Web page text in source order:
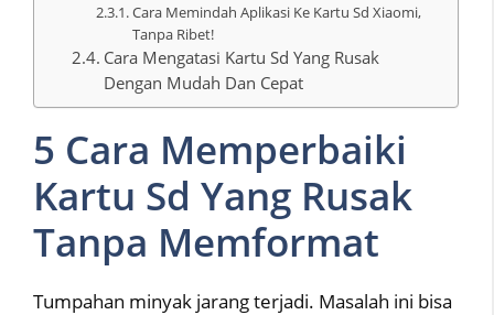
Cara Memindah Aplikasi Ke Kartu Sd Xiaomi,
Tanpa Ribet!
Cara Mengatasi Kartu Sd Yang Rusak
Dengan Mudah Dan Cepat
5 Cara Memperbaiki
Kartu Sd Yang Rusak
Tanpa Memformat
Tumpahan minyak jarang terjadi. Masalah ini bisa